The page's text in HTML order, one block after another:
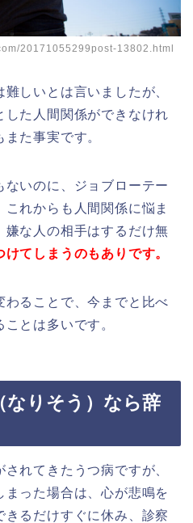
20171055299post-13802.html
しいとは言いましたが、
した人間関係ができなけれ
た事実です。
ないのに、ジョブローテー
れからも人間関係に悩ま
嫌な人の相手はするだけ無
てしまうのもありです。
ることで、今までと比べ
とは多いです。
なりそう）なら辞
れてきたうつ病ですが、
まった場合は、心が悲鳴を
きるだけすぐに休み、診察